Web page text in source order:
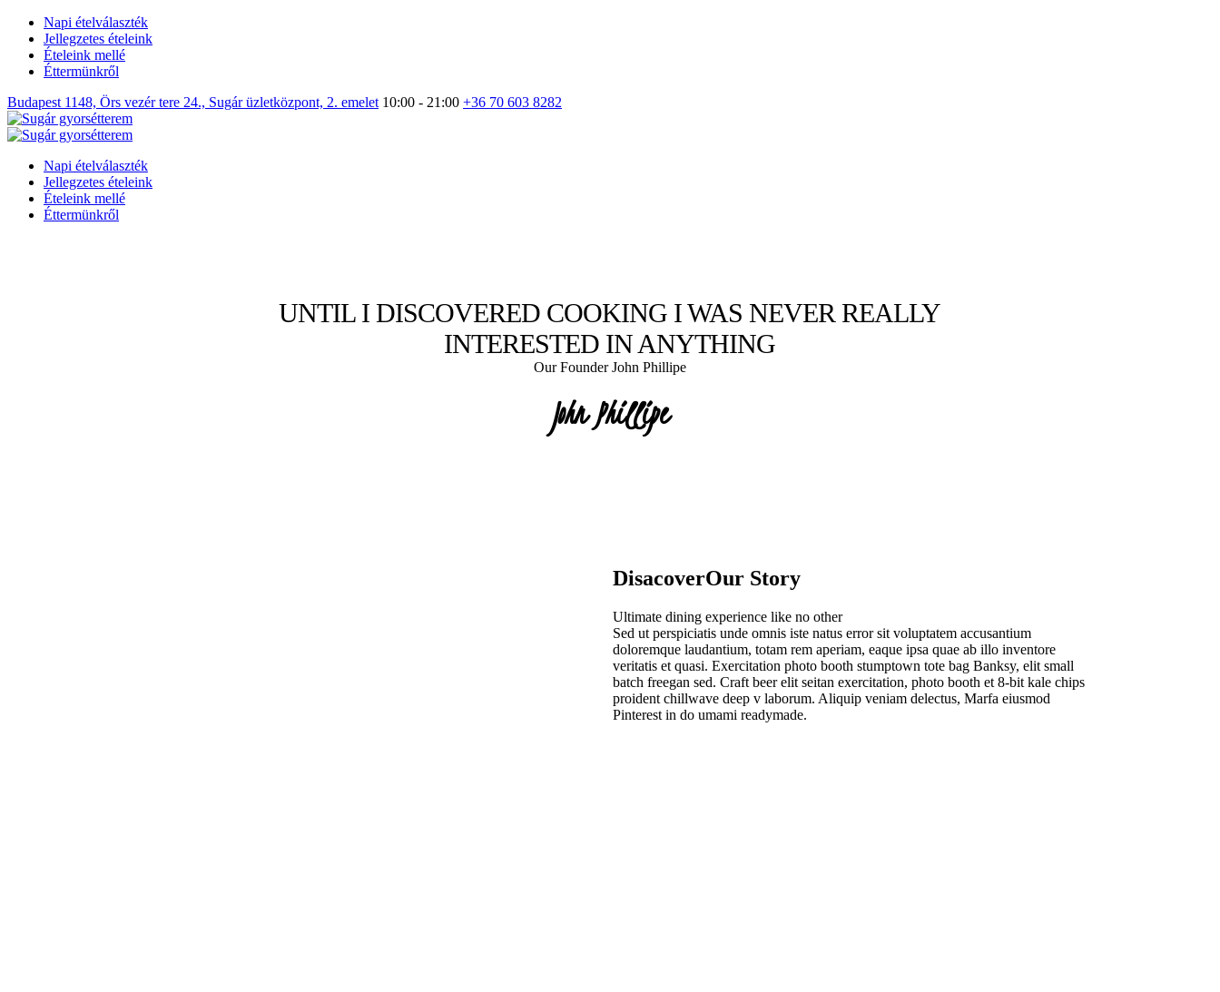
Napi ételválaszték
Jellegzetes ételeink
Ételeink mellé
Éttermünkről
Budapest 1148, Örs vezér tere 24., Sugár üzletközpont, 2. emelet 10:00 - 21:00 +36 70 603 8282
Napi ételválaszték
Jellegzetes ételeink
Ételeink mellé
Éttermünkről
UNTIL I DISCOVERED COOKING I WAS NEVER REALLY
INTERESTED IN ANYTHING
Our Founder John Phillipe
John Phillipe
DisacoverOur Story
Ultimate dining experience like no other
Sed ut perspiciatis unde omnis iste natus error sit voluptatem accusantium
doloremque laudantium, totam rem aperiam, eaque ipsa quae ab illo inventore
veritatis et quasi. Exercitation photo booth stumptown tote bag Banksy, elit small
batch freegan sed. Craft beer elit seitan exercitation, photo booth et 8-bit kale chips
proident chillwave deep v laborum. Aliquip veniam delectus, Marfa eiusmod
Pinterest in do umami readymade.